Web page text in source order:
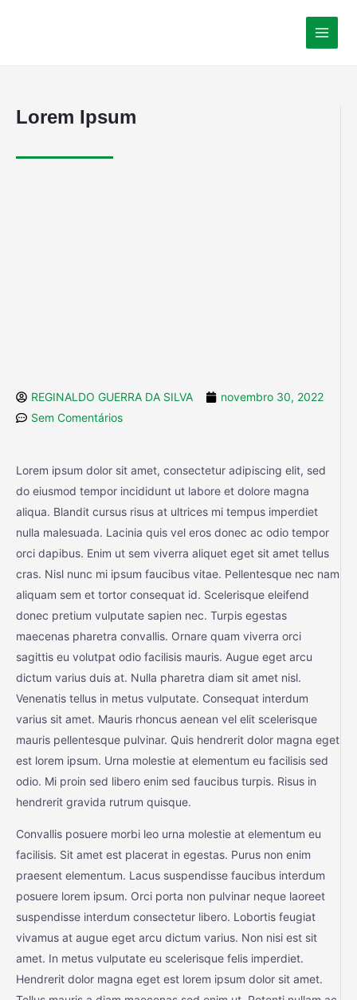
Lorem Ipsum
REGINALDO GUERRA DA SILVA
novembro 30, 2022
Sem Comentários
Lorem ipsum dolor sit amet, consectetur adipiscing elit, sed
do eiusmod tempor incididunt ut labore et dolore magna
aliqua. Blandit cursus risus at ultrices mi tempus imperdiet
nulla malesuada. Lacinia quis vel eros donec ac odio tempor
orci dapibus. Enim ut sem viverra aliquet eget sit amet tellus
cras. Nisl nunc mi ipsum faucibus vitae. Pellentesque nec nam
aliquam sem et tortor consequat id. Scelerisque eleifend
donec pretium vulputate sapien nec. Turpis egestas
maecenas pharetra convallis. Ornare quam viverra orci
sagittis eu volutpat odio facilisis mauris. Augue eget arcu
dictum varius duis at. Nulla pharetra diam sit amet nisl.
Venenatis tellus in metus vulputate. Consequat interdum
varius sit amet. Mauris rhoncus aenean vel elit scelerisque
mauris pellentesque pulvinar. Quis hendrerit dolor magna eget
est lorem ipsum. Urna molestie at elementum eu facilisis sed
odio. Mi proin sed libero enim sed faucibus turpis. Risus in
hendrerit gravida rutrum quisque.
Convallis posuere morbi leo urna molestie at elementum eu
facilisis. Sit amet est placerat in egestas. Purus non enim
praesent elementum. Lacus suspendisse faucibus interdum
posuere lorem ipsum. Orci porta non pulvinar neque laoreet
suspendisse interdum consectetur libero. Lobortis feugiat
vivamus at augue eget arcu dictum varius. Non nisi est sit
amet. In metus vulputate eu scelerisque felis imperdiet.
Hendrerit dolor magna eget est lorem ipsum dolor sit amet.